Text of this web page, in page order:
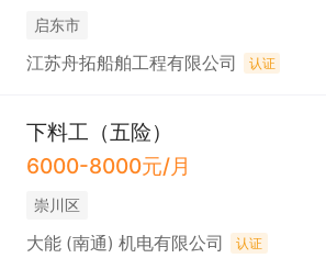
启东市
江苏舟拓船舶工程有限公司 认证
下料工（五险）
6000-8000元/月
崇川区
大能 (南通) 机电有限公司 认证